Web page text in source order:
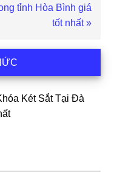
tỉnh Hòa Bình giá
tốt nhất »
Két Sắt Tại Đà